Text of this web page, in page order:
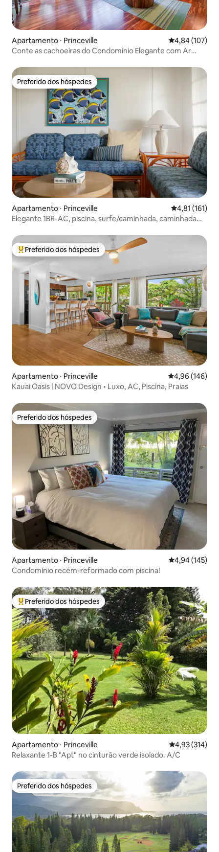
Apartamento ⋅ Princeville 4,84 de uma
4,84 (107)
Conte as cachoeiras do Condomínio Elegante com Ar
Preferido dos hóspedes
Preferido dos hóspedes
Apartamento ⋅ Princeville 4,81 de uma
4,81 (161)
Elegante 1BR-AC, piscina, surfe/caminhada, caminhada
Entre os melhores preferidos dos hóspedes
Preferido dos hóspedes
Apartamento ⋅ Princeville 4,96 de uma
4,96 (146)
Kauai Oasis | NOVO Design • Luxo, AC, Piscina, Praias
Preferido dos hóspedes
Preferido dos hóspedes
Apartamento ⋅ Princeville 4,94 de uma
4,94 (145)
Condomínio recém-reformado com piscina!
Entre os melhores preferidos dos hóspedes
Preferido dos hóspedes
Apartamento ⋅ Princeville 4,93 de uma
4,93 (314)
Relaxante 1-B "Apt" no cinturão verde isolado. A/C
Preferido dos hóspedes
Preferido dos hóspedes